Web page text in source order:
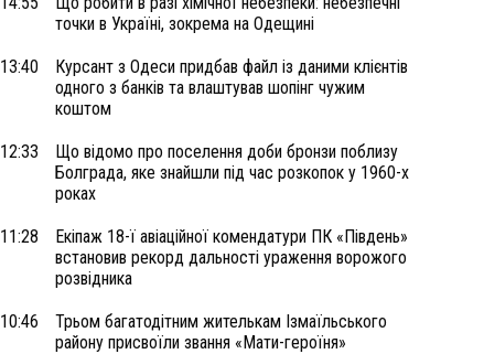
точки в Україні, зокрема на Одещині
13:40
Курсант з Одеси придбав файл із даними клієнтів
одного з банків та влаштував шопінг чужим
коштом
12:33
Що відомо про поселення доби бронзи поблизу
Болграда, яке знайшли під час розкопок у 1960-х
роках
11:28
Екіпаж 18-ї авіаційної комендатури ПК «Південь»
встановив рекорд дальності ураження ворожого
розвідника
10:46
Трьом багатодітним жителькам Ізмаїльського
району присвоїли звання «Мати-героїня»